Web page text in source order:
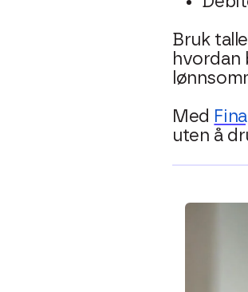
Bruk
hvordan
Med
uten å